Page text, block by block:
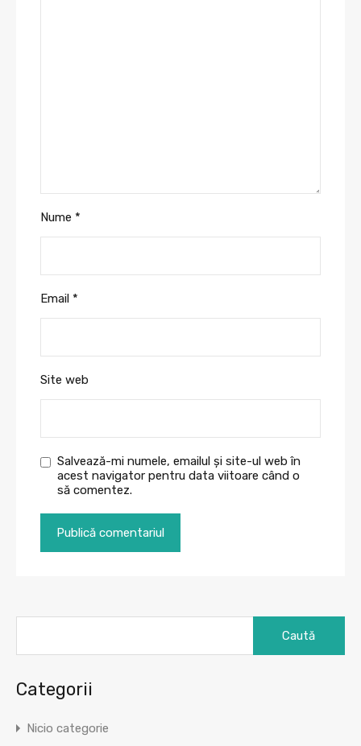
Nume *
Email *
Site web
Salvează-mi numele, emailul și site-ul web în
acest navigator pentru data viitoare când o
să comentez.
Categorii
Nicio categorie